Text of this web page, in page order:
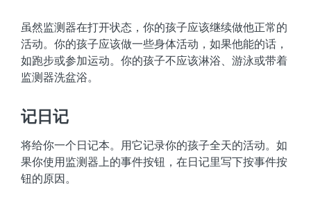
虽然监测器在打开状态，你的孩子应该继续做他正常的
活动。你的孩子应该做一些身体活动，如果他能的话，
如跑步或参加运动。你的孩子不应该淋浴、游泳或带着
监测器洗盆浴。
记日记
将给你一个日记本。用它记录你的孩子全天的活动。如
果你使用监测器上的事件按钮，在日记里写下按事件按
钮的原因。